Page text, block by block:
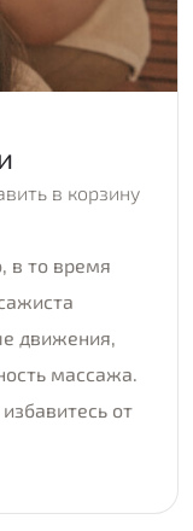
в корзину
в то время
движения,
массажа.
от